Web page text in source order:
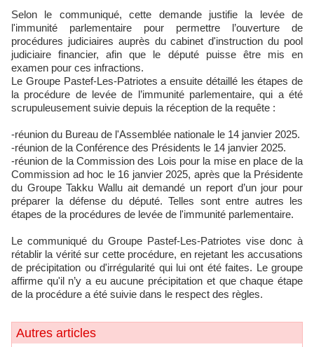
Selon le communiqué, cette demande justifie la levée de
l'immunité parlementaire pour permettre l’ouverture de
procédures judiciaires auprès du cabinet d'instruction du pool
judiciaire financier, afin que le député puisse être mis en
examen pour ces infractions.
Le Groupe Pastef-Les-Patriotes a ensuite détaillé les étapes de
la procédure de levée de l’immunité parlementaire, qui a été
scrupuleusement suivie depuis la réception de la requête :
-réunion du Bureau de l'Assemblée nationale le 14 janvier 2025.
-réunion de la Conférence des Présidents le 14 janvier 2025.
-réunion de la Commission des Lois pour la mise en place de la
Commission ad hoc le 16 janvier 2025, après que la Présidente
du Groupe Takku Wallu ait demandé un report d’un jour pour
préparer la défense du député. Telles sont entre autres les
étapes de la procédures de levée de l'immunité parlementaire.
Le communiqué du Groupe Pastef-Les-Patriotes vise donc à
rétablir la vérité sur cette procédure, en rejetant les accusations
de précipitation ou d'irrégularité qui lui ont été faites. Le groupe
affirme qu'il n’y a eu aucune précipitation et que chaque étape
de la procédure a été suivie dans le respect des règles.
Autres articles